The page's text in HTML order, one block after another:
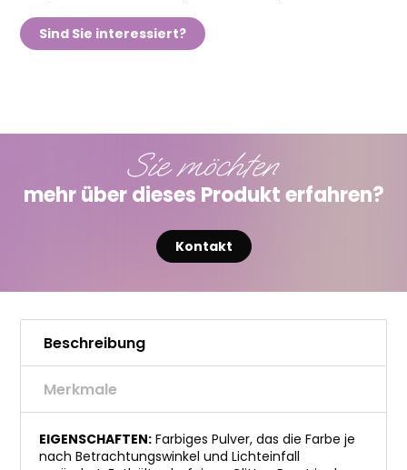
Sind Sie interessiert?
Sie möchten
mehr über dieses Produkt erfahren?
Kontakt
Beschreibung
Merkmale
EIGENSCHAFTEN: Farbiges Pulver, das die Farbe je
nach Betrachtungswinkel und Lichteinfall